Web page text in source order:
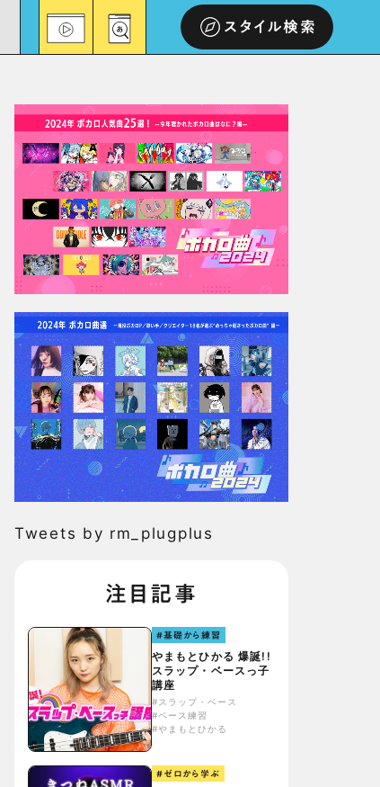
スタイル検索
Tweets by rm_plugplus
注目記事
#基礎から練習
やまもとひかる 爆誕!!
スラップ・ベースっ子
講座
#スラップ・ベース
#ベース練習
#やまもとひかる
#ゼロから学ぶ